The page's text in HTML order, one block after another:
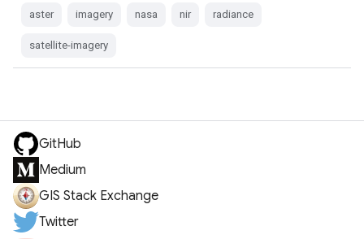
aster imagery nasa nir radiance
satellite-imagery
GitHub
Medium
GIS Stack Exchange
Twitter